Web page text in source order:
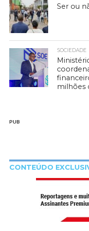
Ser ou
SOCIEDADE
milhões
PUB
CONTEÚDO